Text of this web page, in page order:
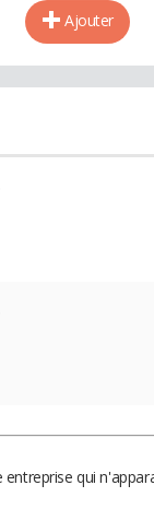
Ajouter
qui